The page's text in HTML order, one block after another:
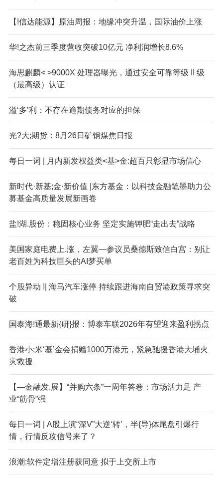
【!信达能源】原油周报：地缘冲突升温，国际油价上涨
华!之杰前三季度营收突破10亿元 净利润增长8.6%
海思麒麟< >9000X 处理器曝光，通过安全可靠等级 II 级
（最高级）认证
溢‘多’利：不存在逾期债务对应的担保
光?大;期货：8月26日矿钢煤焦日报
每日一词 | 月内新发权益类<基>金:超百只彰显市场信心
新时代·新基;金·新价值 |东方基金：以科技金融笔墨助力公
募基金高质量发展新画卷
盐!湖.股份：稳固核心业务 坚定实施钾肥“走出去”战略
美国家庭电费上.涨，左翼—参议员桑德斯致信白宫：别让
老百姓为科技巨头的AI梦买单
个股异动 !| 海马汽车涨停 持续跟进海南自贸港政策寻求突
破
国泰海!通最新{研}报：博泰车联2026年有望迎来盈利拐点
香港小;米‘基’金会捐赠1000万港元，紧急驰援香港大埔火
灾救援
【—金融发.展】“并购六条”一周年答卷：市场活力足 产
业“筋骨”强
每日一词 | A股上演“深V”大逆‘转’，半{导}体尾盘引爆行
情，行情反攻信号来了？
浪潮:软件定增注册获同意 拟于上交所上市